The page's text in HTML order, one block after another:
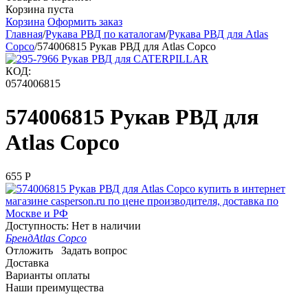
Корзина пуста
Корзина Оформить заказ
Главная/Рукава РВД по каталогам/Рукава РВД для Atlas
Copco/574006815 Рукав РВД для Atlas Copco
КОД:
0574006815
574006815 Рукав РВД для
Atlas Copco
‍655‍ Р
Доступность: Нет в наличии
БрендAtlas Copco
Отложить
Задать вопрос
Доставка
Варианты оплаты
Наши преимущества